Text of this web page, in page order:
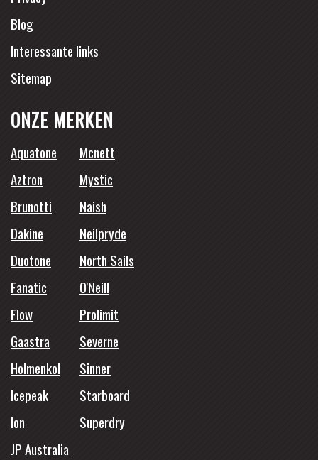
Blog
Interessante links
Sitemap
ONZE MERKEN
Aquatone
Mcnett
Aztron
Mystic
Brunotti
Naish
Dakine
Neilpryde
Duotone
North Sails
Fanatic
O'Neill
Flow
Prolimit
Gaastra
Severne
Holmenkol
Sinner
Icepeak
Starboard
Ion
Superdry
JP Australia